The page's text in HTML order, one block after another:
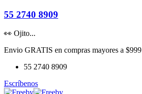
55 2740 8909
👀 Ojito...
Envio GRATIS en compras mayores a $999
55 2740 8909
Escríbenos